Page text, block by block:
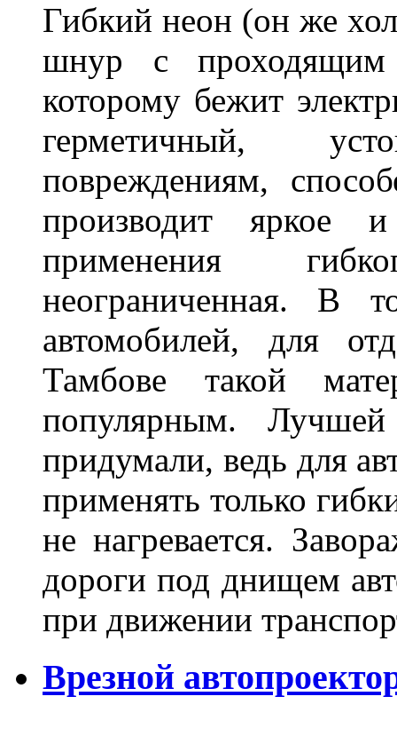
Гибкий неон (он же
шнур с
которому бежит
герметичный,
повреждениям,
производит яркое
применения
неограниченная.
автомобилей, для
Тамбове такой
популярным.
придумали, ведь для
применять только
не нагревается.
дороги под днищем
при движении
Врезной